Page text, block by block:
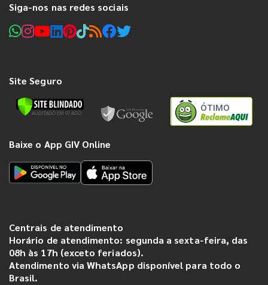
Siga-nos nas redes sociais
Site Seguro
ÓTIMO
Baixe o App GIV Online
Centrais de atendimento
Horário de atendimento: segunda a sexta-feira, das
08h às 17h (exceto feriados).
Atendimento via WhatsApp disponível para todo o
Brasil.